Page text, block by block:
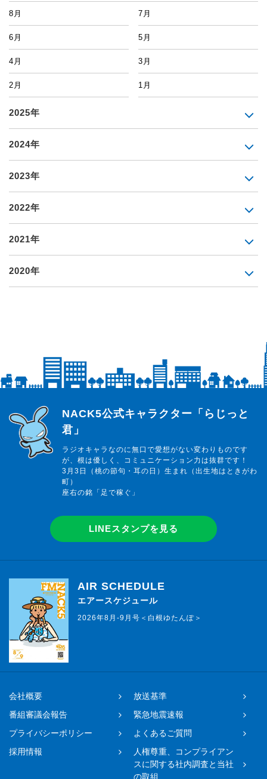
8月 7月
6月 5月
4月 3月
2月 1月
2025年
2024年
2023年
2022年
2021年
2020年
らじっと君
NACK5公式キャラクター「らじっと
君」
ラジオキャラなのに無口で愛想がない変わりものです
が、根は優しく、コミュニケーション力は抜群です！
3月3日（桃の節句・耳の日）生まれ（出生地はときがわ
町）
座右の銘「足で稼ぐ」
LINEスタンプを見る
AIR SCHEDULE
エアースケジュール
2026年8月-9月号＜白根ゆたんぽ＞
会社概要
放送基準
番組審議会報告
緊急地震速報
プライバシーポリシー
よくあるご質問
採用情報
人権尊重、コンプライアン
スに関する社内調査と当社
の取組